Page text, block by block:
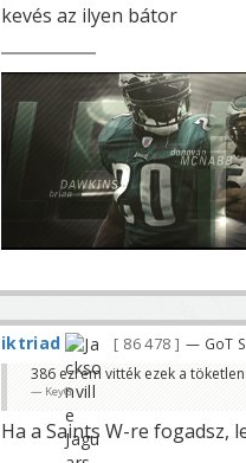
kevés az ilyen bátor
iktriad 86 478 — GoT
386 ezrem vitték ezek a
KeyG
Ha a Saints W-re fogadsz,